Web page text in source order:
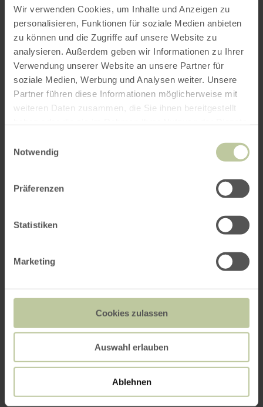
Wir verwenden Cookies, um Inhalte und Anzeigen zu
personalisieren, Funktionen für soziale Medien anbieten
zu können und die Zugriffe auf unsere Website zu
analysieren. Außerdem geben wir Informationen zu Ihrer
Verwendung unserer Website an unsere Partner für
soziale Medien, Werbung und Analysen weiter. Unsere
Partner führen diese Informationen möglicherweise mit
weiteren Daten zusammen, die Sie ihnen bereitgestellt
Notwendig
Präferenzen
Statistiken
Marketing
Cookies zulassen
Auswahl erlauben
Ablehnen